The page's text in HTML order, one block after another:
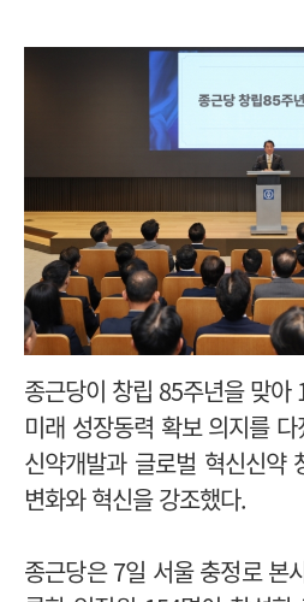
종근당이 창립 85주년을 맞아
미래 성장동력 확보 의지를
신약개발과 글로벌 혁신신약
변화와 혁신을 강조했다.
종근당은 7일 서울 충정로 본